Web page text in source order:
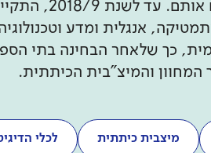
בהיקף רחב,
אנגלית ומדע
כך שלאחר הבחינה בתי
והמיצ"בית הכיתתית.
מיצבית כיתתית לכלי